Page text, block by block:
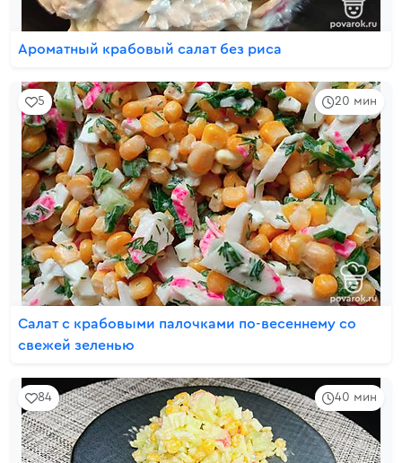
Ароматный крабовый салат без риса
20 мин
5
Салат с крабовыми палочками по-весеннему со
свежей зеленью
40 мин
84